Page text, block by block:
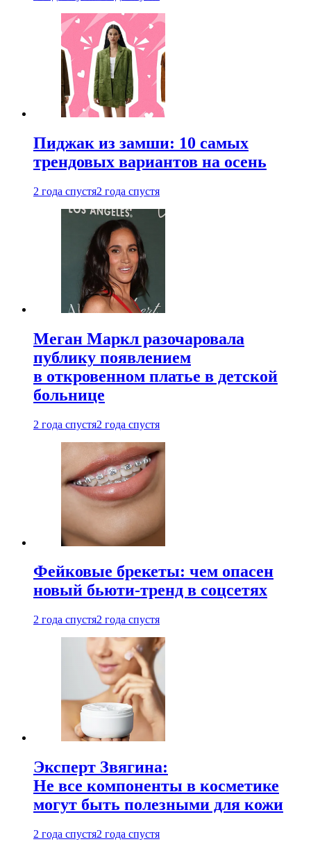
Пиджак из замши: 10 самых
трендовых вариантов на осень
2 года спустя2 года спустя
Меган Маркл разочаровала
публику появлением
в откровенном платье в детской
больнице
2 года спустя2 года спустя
Фейковые брекеты: чем опасен
новый бьюти-тренд в соцсетях
2 года спустя2 года спустя
Эксперт Звягина:
Не все компоненты в косметике
могут быть полезными для кожи
2 года спустя2 года спустя